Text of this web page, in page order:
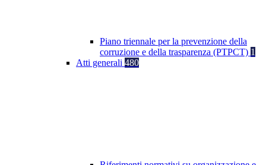
Piano triennale per la prevenzione della
corruzione e della trasparenza (PTPCT) 1
Atti generali 480